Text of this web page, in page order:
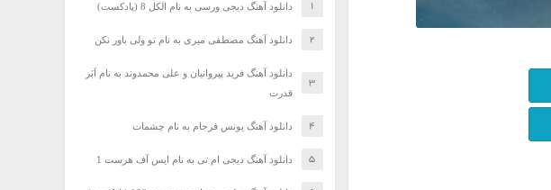
دانلود آهنگ دیجی ورسی به نام الکل 8 (پادکست)
دانلود آهنگ مصطفی میری به نام تو ولی باور نکن
دانلود آهنگ فرید پیروانیان و علی محمدوند به نام اَبَر
قدرت
دانلود آهنگ یونس فرجام به نام چشمات
دانلود آهنگ دیجی ام تی به نام ایس آف هرست 1